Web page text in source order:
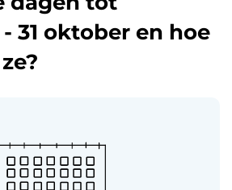
31 oktober en hoe